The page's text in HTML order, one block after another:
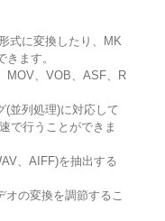
式に変換したり、MK
ます。
MOV、VOB、ASF、R
(並列処理)に対応して
で行うことができま
、AIFF)を抽出する
の変換を調節するこ